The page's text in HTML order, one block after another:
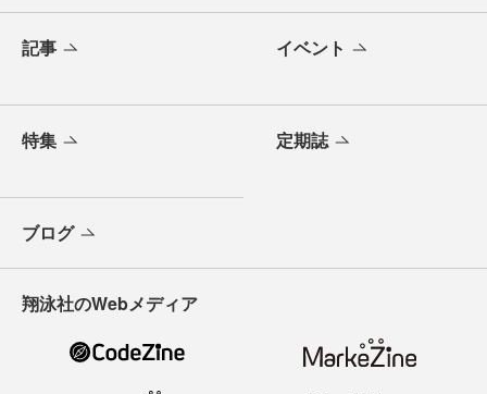
記事 イベント
特集 定期誌
ブログ
翔泳社のWebメディア